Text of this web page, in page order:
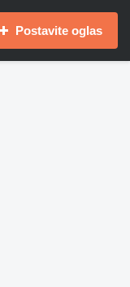
Postavite oglas